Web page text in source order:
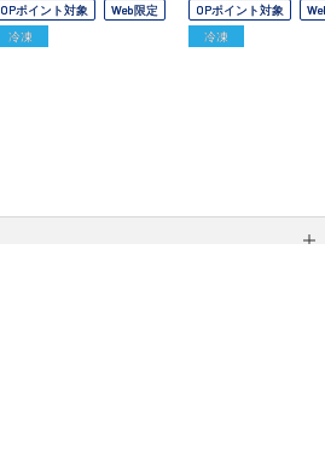
OPポイント対象
Web限定
冷凍
OPポイント対象
冷凍